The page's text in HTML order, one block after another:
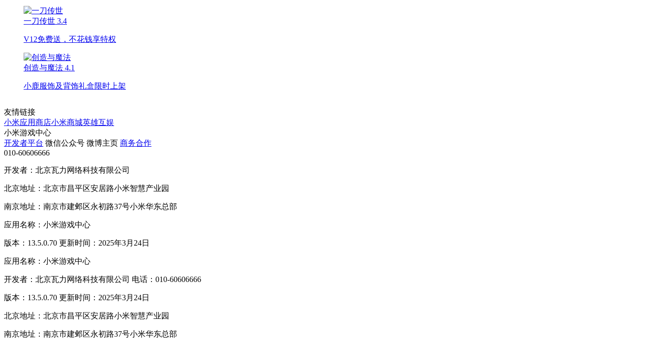
一刀传世 3.4
V12免费送，不花钱享特权
创造与魔法 4.1
小鹿服饰及背饰礼盒限时上架
友情链接
小米应用商店小米商城英雄互娱
小米游戏中心
开发者平台 微信公众号 微博主页 商务合作
010-60606666
开发者：北京瓦力网络科技有限公司
北京地址：北京市昌平区安居路小米智慧产业园
南京地址：南京市建邺区永初路37号小米华东总部
应用名称：小米游戏中心
版本：13.5.0.70 更新时间：2025年3月24日
应用名称：小米游戏中心
开发者：北京瓦力网络科技有限公司 电话：010-60606666
版本：13.5.0.70 更新时间：2025年3月24日
北京地址：北京市昌平区安居路小米智慧产业园
南京地址：南京市建邺区永初路37号小米华东总部